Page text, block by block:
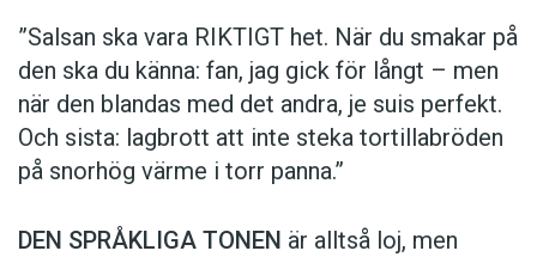
”Salsan ska vara ­RIKTIGT het. När du smakar på
den ska du känna: fan, jag gick för långt – men
när den blandas med det andra, je suis perfekt.
Och sista: lagbrott att inte steka tortillabröden
på snorhög värme i torr panna.”
DEN SPRÅKLIGA TONEN är alltså loj, men